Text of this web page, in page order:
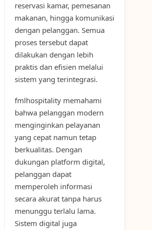
reservasi kamar, pemesanan
makanan, hingga komunikasi
dengan pelanggan. Semua
proses tersebut dapat
dilakukan dengan lebih
praktis dan efisien melalui
sistem yang terintegrasi.
fmlhospitality memahami
bahwa pelanggan modern
menginginkan pelayanan
yang cepat namun tetap
berkualitas. Dengan
dukungan platform digital,
pelanggan dapat
memperoleh informasi
secara akurat tanpa harus
menunggu terlalu lama.
Sistem digital juga